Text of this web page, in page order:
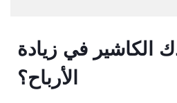
الكاشير في زيادة
الأرباح؟